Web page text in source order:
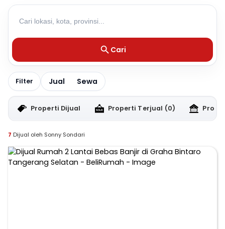
Cari
Filter Jual Sewa
Properti Dijual Properti Terjual (0)
7 Dijual oleh Sonny Sondari